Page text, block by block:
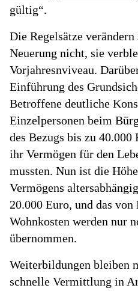
gültig“.
Die Regelsätze
Neuerung nicht, sie
Vorjahresnviveau.
Einführung des
Betroffene deutliche
Einzelpersonen beim
des Bezugs bis zu
ihr Vermögen für den
mussten. Nun ist die
Vermögens
20.000 Euro, und das von
Wohnkosten werden nur
übernommen.
Weiterbildungen bleiben
schnelle Vermittlung in